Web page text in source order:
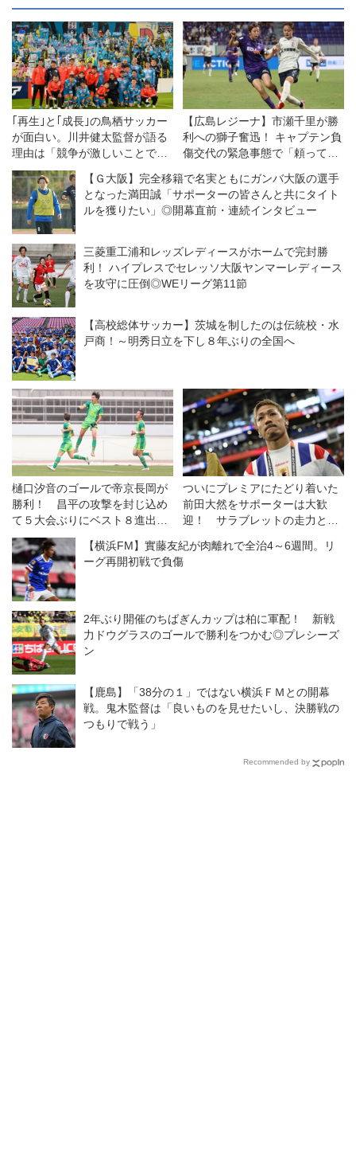
｢再生｣と｢成長｣の鳥栖サッカー
が面白い。川井健太監督が語る
理由は「競争が激しいことで切
磋琢磨できている」【コラム】
【広島レジーナ】市瀬千里が勝
利への獅子奮迅！ キャプテン負
傷交代の緊急事態で「頼ってき
【Ｇ大阪】完全移籍で名実ともにガンバ大阪の選手
となった満田誠「サポーターの皆さんと共にタイト
ルを獲りたい」◎開幕直前・連続インタビュー
三菱重工浦和レッズレディースがホームで完封勝
利！ ハイプレスでセレッソ大阪ヤンマーレディース
を攻守に圧倒◎WEリーグ第11節
【高校総体サッカー】茨城を制したのは伝統校・水
戸商！～明秀日立を下し８年ぶりの全国へ
樋口汐音のゴールで帝京長岡が
勝利！ 昌平の攻撃を封じ込め
て５大会ぶりにベスト８進出
【3回戦】
ついにプレミアにたどり着いた
前田大然をサポーターは大歓
迎！ サラブレットの走力と農
残留をもたらす！【英国通信】
【横浜FM】實藤友紀が肉離れで全治4～6週間。リ
ーグ再開初戦で負傷
2年ぶり開催のちばぎんカップは柏に軍配！ 新戦
力ドウグラスのゴールで勝利をつかむ◎プレシーズ
ン
【鹿島】「38分の１」ではない横浜ＦＭとの開幕
戦。鬼木監督は「良いものを見せたいし、決勝戦の
つもりで戦う」
Recommended by